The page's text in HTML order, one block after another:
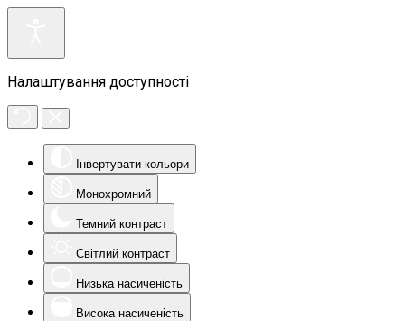
Налаштування доступності
Інвертувати кольори
Монохромний
Темний контраст
Світлий контраст
Низька насиченість
Висока насиченість